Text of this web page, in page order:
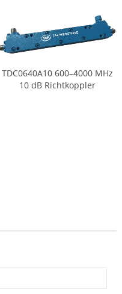
TDC0640A10 600–4000 MHz
10 dB Richtkoppler